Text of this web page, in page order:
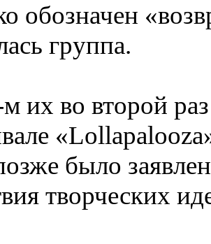
обозначен
группа.
их во второй
было
творческих